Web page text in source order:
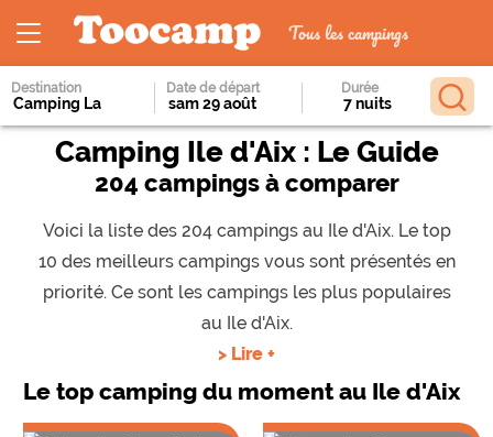
Tous les campings
Destination Date de départ Durée
Camping Ile d'Aix : Le Guide
204 campings à comparer
Voici la liste des 204 campings au Ile d'Aix. Le top
10 des meilleurs campings vous sont présentés en
priorité. Ce sont les campings les plus populaires
au Ile d'Aix.
> Lire +
Le top camping du moment au Ile d'Aix